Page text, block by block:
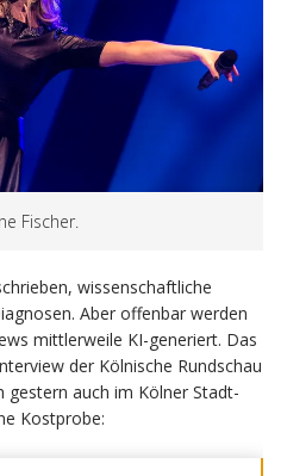
Fischer.
wissenschaftliche
Aber offenbar werden
mittlerweile KI-generiert. Das
der Kölnische Rundschau
gestern auch im Kölner Stadt-
Kostprobe: